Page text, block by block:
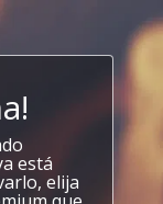
está
elija